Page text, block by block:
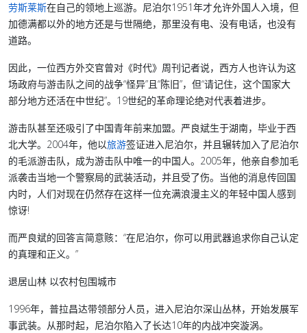
劳斯莱斯在自己的领地上巡游。尼泊尔1951年才允许外国人入境，但
加德满都以外的地方还是与世隔绝，那里没有电、没有电话，也没有
道路。
因此，一位西方外交官曾对《时代》周刊记者说，西方人也许认为这
场政府与游击队之间的战争“怪异”且“陈旧”，但“请记住，这个国家大
部分地方还活在中世纪”。19世纪的革命理论绝对代表着进步。
游击队甚至还吸引了中国青年前来加盟。严良斌生于湖南，毕业于西
北大学。2004年，他以旅游签证进入尼泊尔，并且辗转加入了尼泊尔
的毛派游击队，成为游击队中唯一的中国人。2005年，他亲自参加毛
派袭击当地一个警察局的武装活动，并且受了伤。当他的消息传回国
内时，人们对现在仍然存在这样一位充满浪漫主义的年轻中国人感到
惊讶!
而严良斌的回答言简意赅：“在尼泊尔，你可以用武器追求你自己认定
的真理和正义。”
退居山林 以农村包围城市
1996年，普拉昌达带领部分人员，进入尼泊尔深山丛林，开始发展军
事武装。从那时起，尼泊尔陷入了长达10年的内战冲突漩涡。